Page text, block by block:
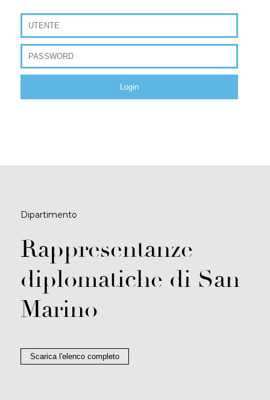
Dipartimento
Rappresentanze
diplomatiche di San
Marino
Scarica l'elenco completo